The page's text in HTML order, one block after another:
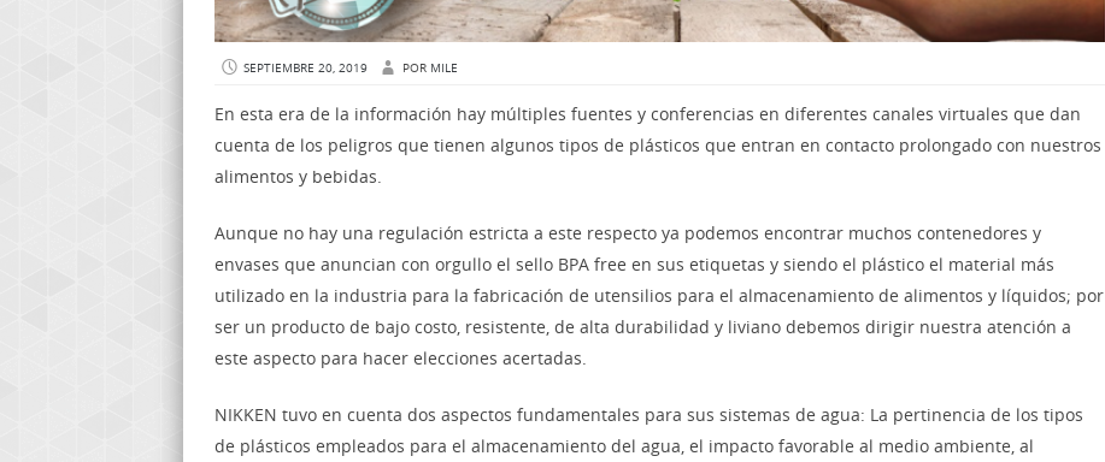
SEPTIEMBRE 20, 2019 POR MILE
En esta era de la información hay múltiples fuentes y conferencias en diferentes canales virtuales que dan
cuenta de los peligros que tienen algunos tipos de plásticos que entran en contacto prolongado con nuestros
alimentos y bebidas.
Aunque no hay una regulación estricta a este respecto ya podemos encontrar muchos contenedores y
envases que anuncian con orgullo el sello BPA free en sus etiquetas y siendo el plástico el material más
utilizado en la industria para la fabricación de utensilios para el almacenamiento de alimentos y líquidos; por
ser un producto de bajo costo, resistente, de alta durabilidad y liviano debemos dirigir nuestra atención a
este aspecto para hacer elecciones acertadas.
NIKKEN tuvo en cuenta dos aspectos fundamentales para sus sistemas de agua: La pertinencia de los tipos
de plásticos empleados para el almacenamiento del agua, el impacto favorable al medio ambiente, al